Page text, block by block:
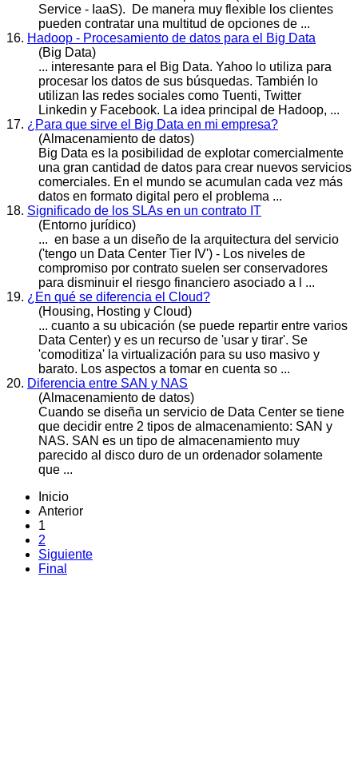
Service - IaaS). De manera muy flexible los clientes
pueden contratar una multitud de opciones de ...
16. Hadoop - Procesamiento de datos para el Big Data
(Big Data)
... interesante para el Big Data. Yahoo lo utiliza para
procesar los datos de sus búsquedas. También lo
utilizan las redes sociales como Tuenti, Twitter
Linkedin y Facebook. La idea principal de Hadoop, ...
17. ¿Para que sirve el Big Data en mi empresa?
(Almacenamiento de datos)
Big Data es la posibilidad de explotar comercialmente
una gran cantidad de datos para crear nuevos servicios
comerciales. En el mundo se acumulan cada vez más
datos en formato digital pero el problema ...
18. Significado de los SLAs en un contrato IT
(Entorno jurídico)
... en base a un diseño de la arquitectura del servicio
('tengo un Data Center Tier IV') - Los niveles de
compromiso por contrato suelen ser conservadores
para disminuir el riesgo financiero asociado a l ...
19. ¿En qué se diferencia el Cloud?
(Housing, Hosting y Cloud)
... cuanto a su ubicación (se puede repartir entre varios
Data Center) y es un recurso de 'usar y tirar'. Se
'comoditiza' la virtualización para su uso masivo y
barato. Los aspectos a tomar en cuenta so ...
20. Diferencia entre SAN y NAS
(Almacenamiento de datos)
Cuando se diseña un servicio de Data Center se tiene
que decidir entre 2 tipos de almacenamiento: SAN y
NAS. SAN es un tipo de almacenamiento muy
parecido al disco duro de un ordenador solamente
que ...
Inicio
Anterior
1
2
Siguiente
Final